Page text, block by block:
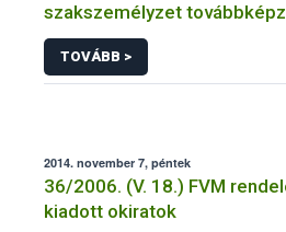
szakszemélyzet
TOVÁBB >
2014. november 7, péntek
36/2006. (V. 18.) FVM
kiadott okiratok